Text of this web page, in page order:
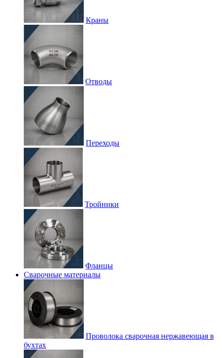
Краны
Отводы
Переходы
Тройники
Фланцы
Сварочные материалы
Проволока сварочная нержавеющая в
бухтах